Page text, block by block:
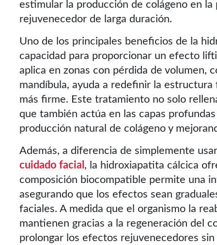
estimular la producción de colágeno en
rejuvenecedor de larga duración.
Uno de los principales beneficios de la
capacidad para proporcionar un efecto
aplica en zonas con pérdida de volumen,
mandíbula, ayuda a redefinir la estructura
más firme. Este tratamiento no solo
que también actúa en las capas
producción natural de colágeno y
Además, a diferencia de simplemente
cuidado facial , la hidroxiapatita cálcica
composición biocompatible permite una
asegurando que los efectos sean
faciales. A medida que el organismo la
mantienen gracias a la regeneración del
prolongar los efectos rejuvenecedores